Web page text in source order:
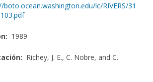
boto.ocean.washington.edu/lc/RIVERS/31
103.pdf
1989
Richey, J. E., C. Nobre, and C.